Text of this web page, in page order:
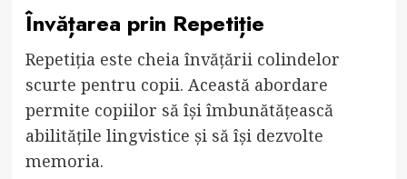
Învățarea prin Repetiție
Repetiția este cheia învățării colindelor
scurte pentru copii. Această abordare
permite copiilor să își îmbunătățească
abilitățile lingvistice și să își dezvolte
memoria.